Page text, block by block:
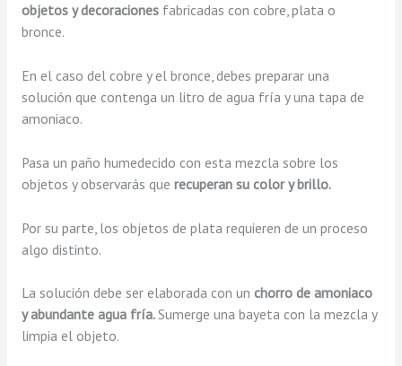
objetos y decoracionesfabricadas con cobre, plata o
bronce.
En el caso del cobre y el bronce, debes preparar una
solución que contenga un litro de agua fría y una tapa de
amoniaco.
Pasa un paño humedecido con esta mezcla sobre los
objetos y observarás que recuperan su color y brillo.
Por su parte, los objetos de plata requieren de un proceso
algo distinto.
La solución debe ser elaborada con un chorro de amoniaco
y abundante agua fría.Sumerge una bayeta con la mezcla y
limpia el objeto.